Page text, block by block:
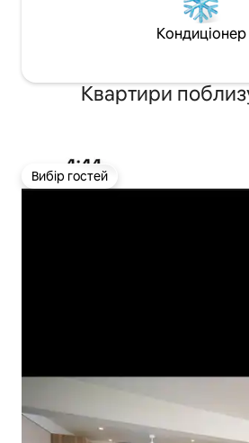
Кондиціонер
Квартири
Вибір гостей
Вибір гостей